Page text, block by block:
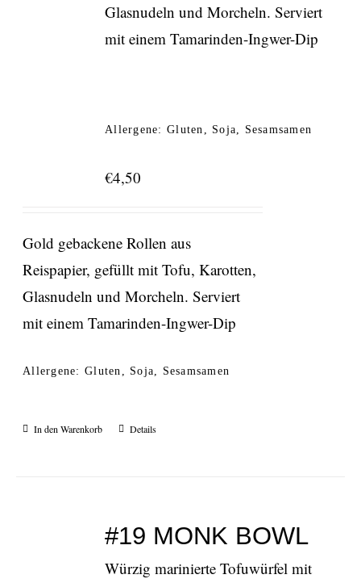
Glasnudeln und Morcheln. Serviert
mit einem Tamarinden-Ingwer-Dip
Allergene: Gluten, Soja, Sesamsamen
€4,50
Gold gebackene Rollen aus
Reispapier, gefüllt mit Tofu, Karotten,
Glasnudeln und Morcheln. Serviert
mit einem Tamarinden-Ingwer-Dip
Allergene: Gluten, Soja, Sesamsamen
In den Warenkorb Details
#19 MONK BOWL
Würzig marinierte Tofuwürfel mit